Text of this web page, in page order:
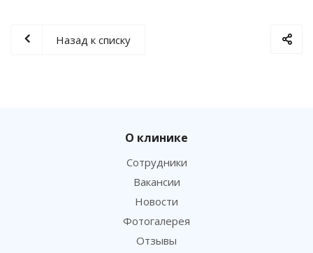
Назад к списку
О клинике
Сотрудники
Вакансии
Новости
Фотогалерея
Отзывы